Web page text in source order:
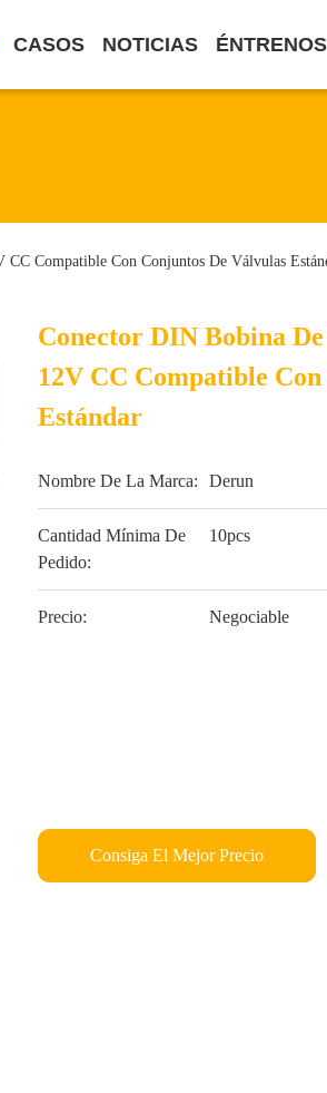
CASOS NOTICIAS
Compatible Con Conjuntos De Válvulas
Conector DIN Bobina
12V CC Compatible
Estándar
Nombre De La Marca: Derun
Cantidad Mínima De
Pedido:
10pcs
Precio: Negociable
Consiga El Mejor Precio